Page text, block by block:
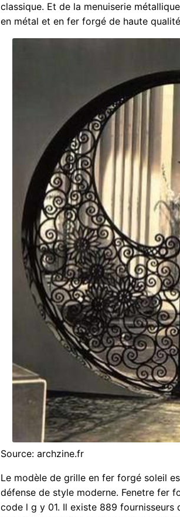
classique. Et de la menuiserie
en métal et en fer forgé de haute
Source: archzine.fr
Le modèle de grille en fer forgé soleil
défense de style moderne. Fenetre fer
code l g y 01. Il existe 889